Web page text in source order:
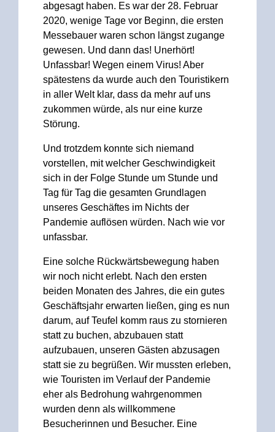
abgesagt haben. Es war der 28. Februar
2020, wenige Tage vor Beginn, die ersten
Messebauer waren schon längst zugange
gewesen. Und dann das! Unerhört!
Unfassbar! Wegen einem Virus! Aber
spätestens da wurde auch den Touristikern
in aller Welt klar, dass da mehr auf uns
zukommen würde, als nur eine kurze
Störung.
Und trotzdem konnte sich niemand
vorstellen, mit welcher Geschwindigkeit
sich in der Folge Stunde um Stunde und
Tag für Tag die gesamten Grundlagen
unseres Geschäftes im Nichts der
Pandemie auflösen würden. Nach wie vor
unfassbar.
Eine solche Rückwärtsbewegung haben
wir noch nicht erlebt. Nach den ersten
beiden Monaten des Jahres, die ein gutes
Geschäftsjahr erwarten ließen, ging es nun
darum, auf Teufel komm raus zu stornieren
statt zu buchen, abzubauen statt
aufzubauen, unseren Gästen abzusagen
statt sie zu begrüßen. Wir mussten erleben,
wie Touristen im Verlauf der Pandemie
eher als Bedrohung wahrgenommen
wurden denn als willkommene
Besucherinnen und Besucher. Eine